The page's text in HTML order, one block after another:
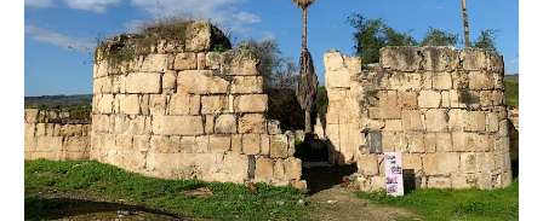
Réfléchir
Devenir un pèlerin
le bourdon, la besace et la calebasse
étapes & hébergements